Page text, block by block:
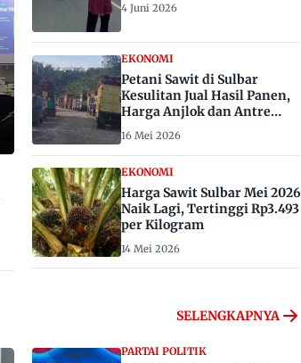
4 Juni 2026
EKONOMI
Petani Sawit di Sulbar
Kesulitan Jual Hasil Panen,
Harga Anjlok dan Antre
Berhari-hari
16 Mei 2026
EKONOMI
Harga Sawit Sulbar Mei 2026
Naik Lagi, Tertinggi Rp3.493
per Kilogram
14 Mei 2026
SELENGKAPNYA
PARTAI POLITIK